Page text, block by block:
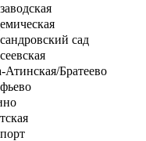
сад
Братеево